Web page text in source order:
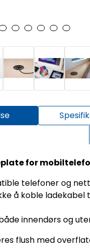
for
telefoner og
å koble
innendørs og
flush med